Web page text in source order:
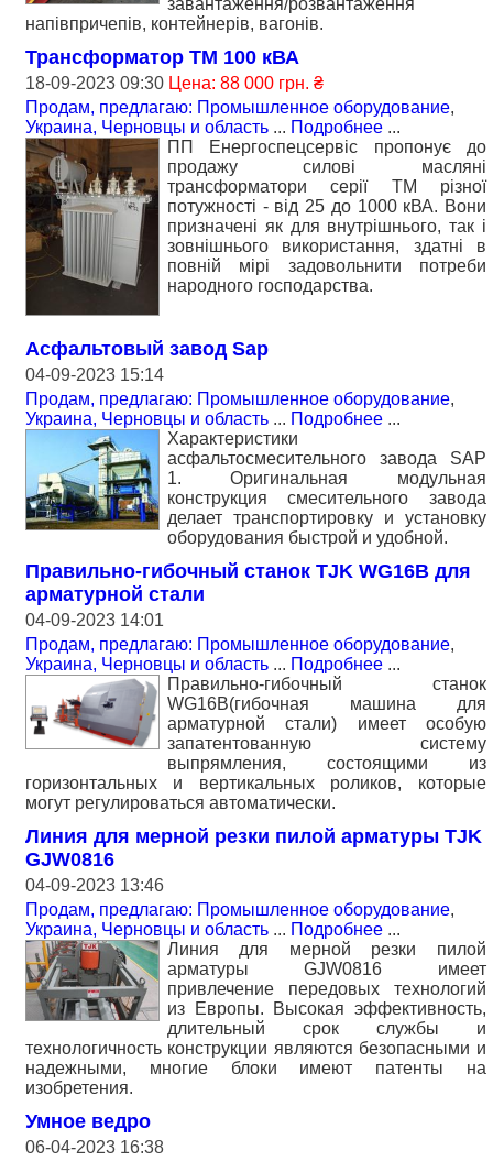
завантаження/розвантаження
напівпричепів, контейнерів, вагонів.
Трансформатор ТМ 100 кВА
18-09-2023 09:30 Цена: 88 000 грн. ₴
Продам, предлагаю: Промышленное оборудование,
Украина, Черновцы и область ... Подробнее ...
ПП Енергоспецсервіс пропонує до
продажу силові масляні
трансформатори серії ТМ різної
потужності - від 25 до 1000 кВА. Вони
призначені як для внутрішнього, так і
зовнішнього використання, здатні в
повній мірі задовольнити потреби
народного господарства.
Асфальтовый завод Sар
04-09-2023 15:14
Продам, предлагаю: Промышленное оборудование,
Украина, Черновцы и область ... Подробнее ...
Характеристики
асфальтосмесительного завода SАР
1. Оригинальная модульная
конструкция смесительного завода
делает транспортировку и установку
оборудования быстрой и удобной.
Правильно-гибочный станок TJK WG16B для
арматурной стали
04-09-2023 14:01
Продам, предлагаю: Промышленное оборудование,
Украина, Черновцы и область ... Подробнее ...
Правильно-гибочный станок
WG16B(гибочная машина для
арматурной стали) имеет особую
запатентованную систему
выпрямления, состоящими из
горизонтальных и вертикальных роликов, которые
могут регулироваться автоматически.
Линия для мерной резки пилой арматуры TJK
GJW0816
04-09-2023 13:46
Продам, предлагаю: Промышленное оборудование,
Украина, Черновцы и область ... Подробнее ...
Линия для мерной резки пилой
арматуры GJW0816 имеет
привлечение передовых технологий
из Европы. Высокая эффективность,
длительный срок службы и
технологичность конструкции являются безопасными и
надежными, многие блоки имеют патенты на
изобретения.
Умное ведро
06-04-2023 16:38